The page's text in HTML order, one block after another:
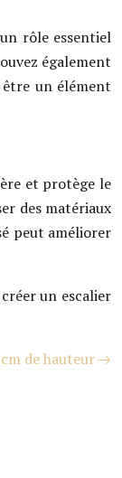
rôle essentiel
également
un élément
et protège le
des matériaux
peut améliorer
un escalier
de hauteur